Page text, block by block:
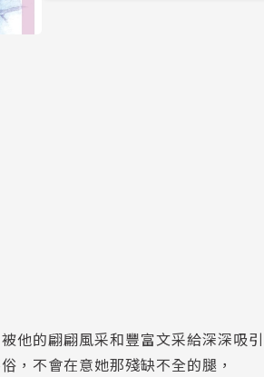
他的翩翩風采和豐富文采給深深吸引
，不會在意她那殘缺不全的腿，